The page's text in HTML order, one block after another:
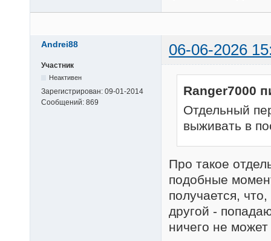
Andrei88 06-06-2026
Участник
Неактивен
Зарегистрирован: 09-01-2014
Сообщений: 869
Ranger7000
Отдельный
выживать в
Про такое
подобные
получается,
другой -
ничего не может